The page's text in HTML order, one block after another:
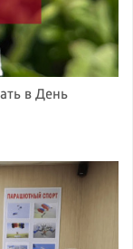
в День